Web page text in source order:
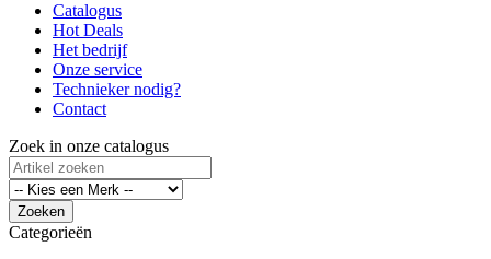
Catalogus
Hot Deals
Het bedrijf
Onze service
Technieker nodig?
Contact
Zoek in onze catalogus
Zoeken
Categorieën